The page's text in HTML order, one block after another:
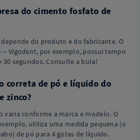
do cimento fosfato de
do produto e do fabricante. O
– Vigodent, por exemplo, possui tempo
30 segundos. Consulte a bula!
correta de pó e líquido do
zinco?
varia conforme a marca e modelo. O
utiliza uma medida pequena (o
de pó para 4 gotas de líquido.